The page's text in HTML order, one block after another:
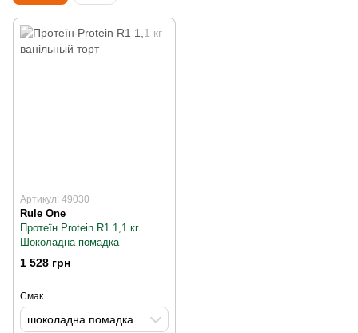
Артикул: 49030
Rule One
Протеїн Protein R1 1,1 кг
Шоколадна помадка
1 528 грн
Смак
шоколадна помадка